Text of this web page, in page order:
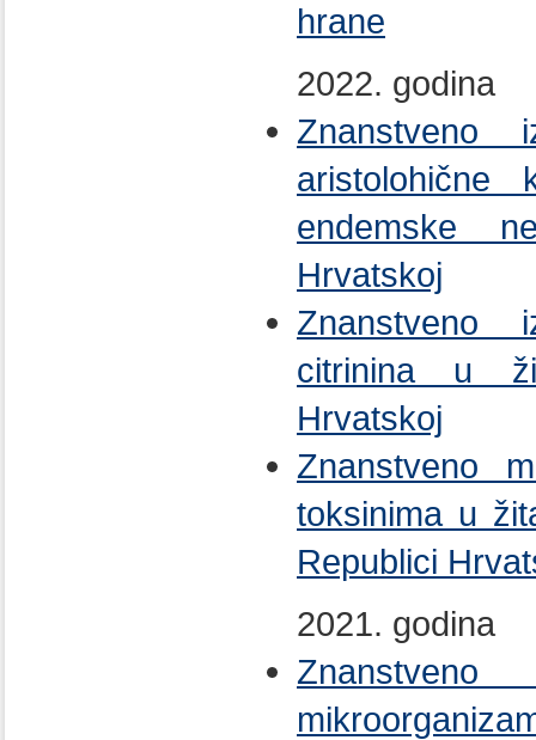
hrane
2022. godina
Znanstveno
aristolohične
endemske
Hrvatskoj
Znanstveno
citrinina u
Hrvatskoj
Znanstveno
toksinima u
Republici
2021. godina